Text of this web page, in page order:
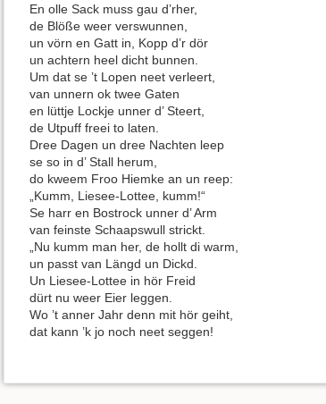
En olle Sack muss gau d’rher,
de Blöße weer verswunnen,
un vörn en Gatt in, Kopp d’r dör
un achtern heel dicht bunnen.
Um dat se ’t Lopen neet verleert,
van unnern ok twee Gaten
en lüttje Lockje unner d’ Steert,
de Utpuff freei to laten.
Dree Dagen un dree Nachten leep
se so in d’ Stall herum,
do kweem Froo Hiemke an un reep:
„Kumm, Liesee-Lottee, kumm!“
Se harr en Bostrock unner d’ Arm
van feinste Schaapswull strickt.
„Nu kumm man her, de hollt di warm,
un passt van Längd un Dickd.
Un Liesee-Lottee in hör Freid
dürt nu weer Eier leggen.
Wo ’t anner Jahr denn mit hör geiht,
dat kann ’k jo noch neet seggen!